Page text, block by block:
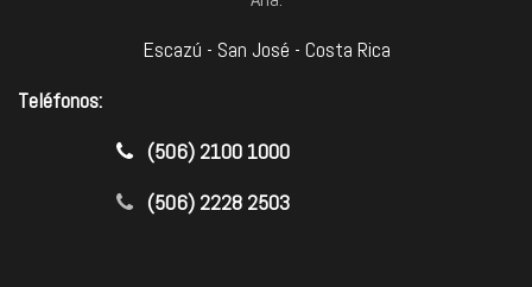
Escazú - San José - Costa Rica
Teléfonos:
​(506) 2100 1000
(506) 2228 2503